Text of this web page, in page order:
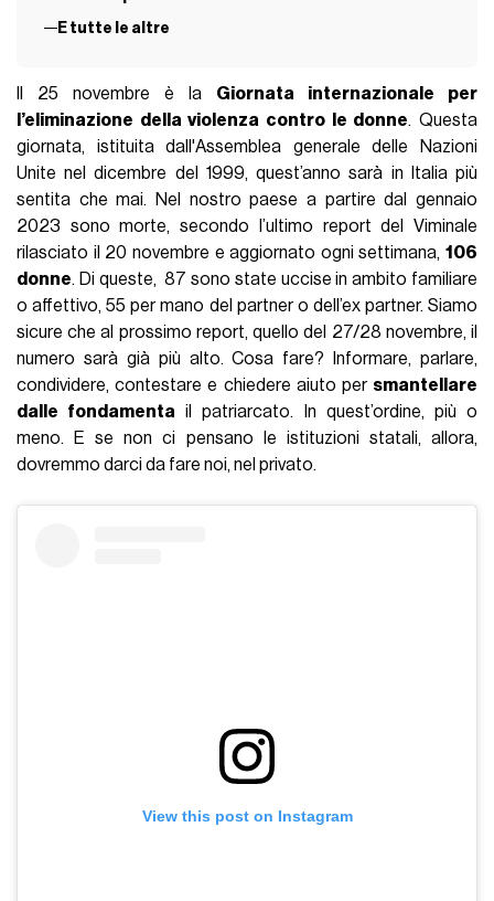
E tutte le altre
Il 25 novembre è la Giornata internazionale per
l’eliminazione della violenza contro le donne. Questa
giornata, istituita dall'Assemblea generale delle Nazioni
Unite nel dicembre del 1999, quest’anno sarà in Italia più
sentita che mai. Nel nostro paese a partire dal gennaio
2023 sono morte, secondo l’ultimo report del Viminale
rilasciato il 20 novembre e aggiornato ogni settimana, 106
donne. Di queste, 87 sono state uccise in ambito familiare
o affettivo, 55 per mano del partner o dell’ex partner. Siamo
sicure che al prossimo report, quello del 27/28 novembre, il
numero sarà già più alto. Cosa fare? Informare, parlare,
condividere, contestare e chiedere aiuto per smantellare
dalle fondamenta il patriarcato. In quest’ordine, più o
meno. E se non ci pensano le istituzioni statali, allora,
dovremmo darci da fare noi, nel privato.
View this post on Instagram